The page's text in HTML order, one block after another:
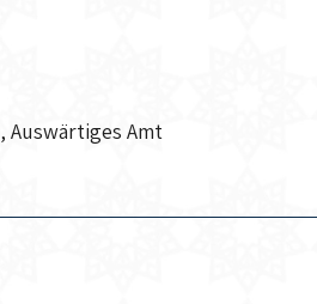
הדפש תוניס (עיתון), משרד החוץ הגרמני, Auswärtiges Amt